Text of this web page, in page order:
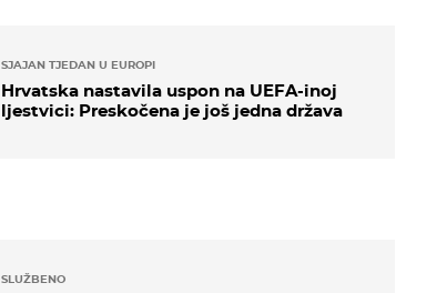
SJAJAN TJEDAN U EUROPI
Hrvatska nastavila uspon na UEFA-inoj
ljestvici: Preskočena je još jedna država
SLUŽBENO